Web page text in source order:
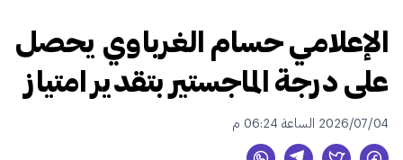
الإعلامي حسام الغرباوي يحصل
على درجة الماجستير بتقدير امتياز
2026/07/04 الساعة 06:24 م